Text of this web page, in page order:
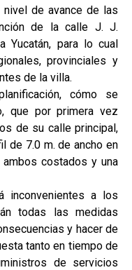
nivel de avance de las
de la calle J. J.
Yucatán, para lo cual
provinciales y
de la villa.
cómo se
que por primera vez
de su calle principal,
de 7.0 m. de ancho en
costados y una
inconvenientes a los
todas las medidas
y hacer de
tanto en tiempo de
de servicios